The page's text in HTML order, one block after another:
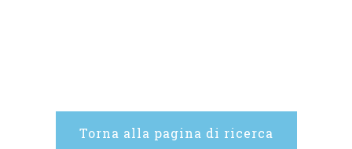
Torna alla pagina di ricerca